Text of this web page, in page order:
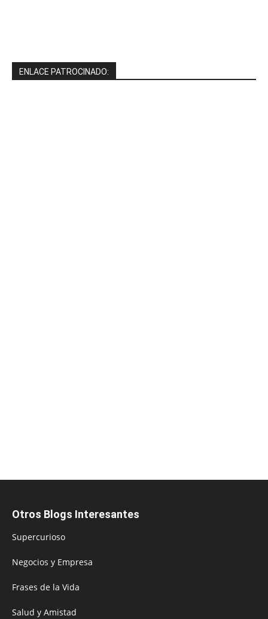
ENLACE PATROCINADO:
Otros Blogs Interesantes
Supercurioso
Negocios y Empresa
Frases de la Vida
Salud y Amistad